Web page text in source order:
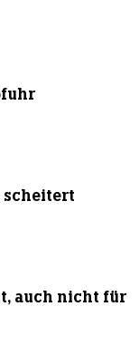
scheitert
auch nicht für